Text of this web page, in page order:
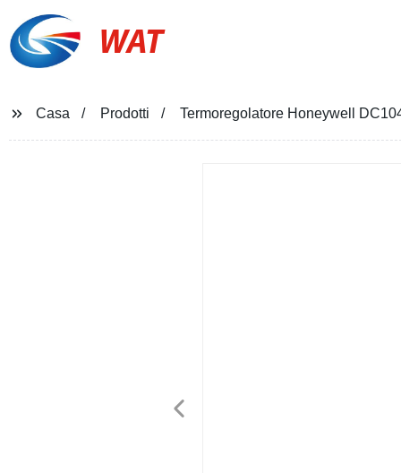
WAT
Casa Prodotti Termoregolatore Honeywell